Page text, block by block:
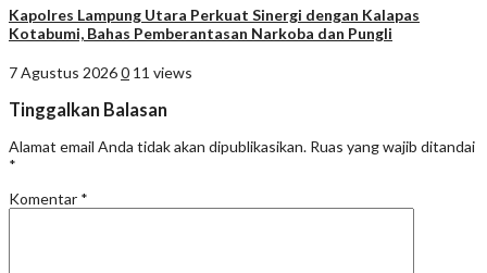
Kapolres Lampung Utara Perkuat Sinergi dengan Kalapas
Kotabumi, Bahas Pemberantasan Narkoba dan Pungli
7 Agustus 20260 11 views
Tinggalkan Balasan
Alamat email Anda tidak akan dipublikasikan. Ruas yang wajib ditandai
*
Komentar *